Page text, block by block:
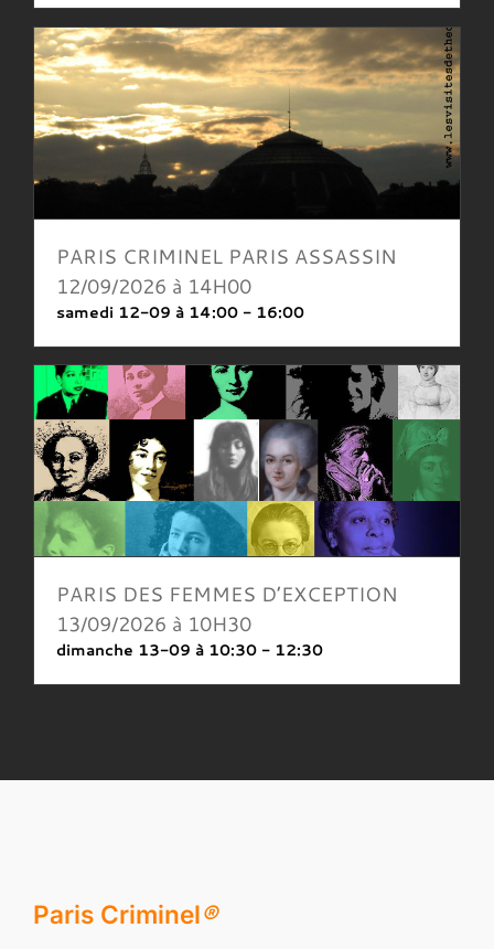
PARIS CRIMINEL PARIS ASSASSIN
12/09/2026 à 14H00
samedi 12-09 à 14:00- 16:00
PARIS DES FEMMES D’EXCEPTION
13/09/2026 à 10H30
dimanche 13-09 à 10:30- 12:30
Paris Criminel®